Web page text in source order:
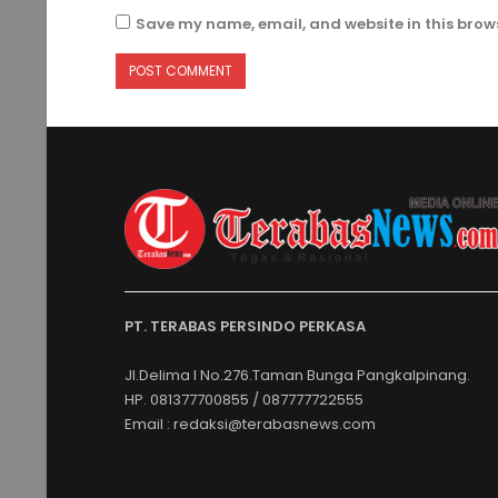
Save my name, email, and website in this
PT. TERABAS PERSINDO PERKASA
Jl.Delima I No.276.Taman Bunga Pangkalpinang.
HP. 081377700855 / 087777722555
Email : redaksi@terabasnews.com